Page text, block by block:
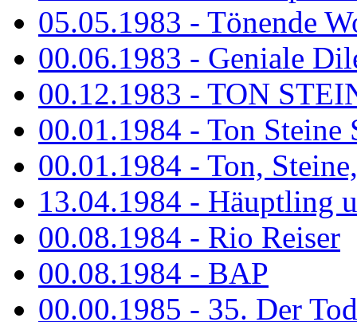
05.05.1983 - Tönende
00.06.1983 - Geniale
00.12.1983 - TON
00.01.1984 - Ton Steine
00.01.1984 - Ton,
13.04.1984 - Häuptling
00.08.1984 - Rio Reiser
00.08.1984 - BAP
00.00.1985 - 35. Der